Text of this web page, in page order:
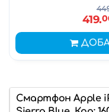
419.
Смартфон Apple